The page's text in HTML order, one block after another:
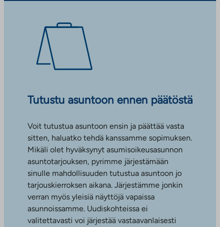
Tutustu asuntoon ennen päätöstä
Voit tutustua asuntoon ensin ja päättää vasta
sitten, haluatko tehdä kanssamme sopimuksen.
Mikäli olet hyväksynyt asumisoikeusasunnon
asuntotarjouksen, pyrimme järjestämään
sinulle mahdollisuuden tutustua asuntoon jo
tarjouskierroksen aikana. Järjestämme jonkin
verran myös yleisiä näyttöjä vapaissa
asunnoissamme. Uudiskohteissa ei
valitettavasti voi järjestää vastaavanlaisesti